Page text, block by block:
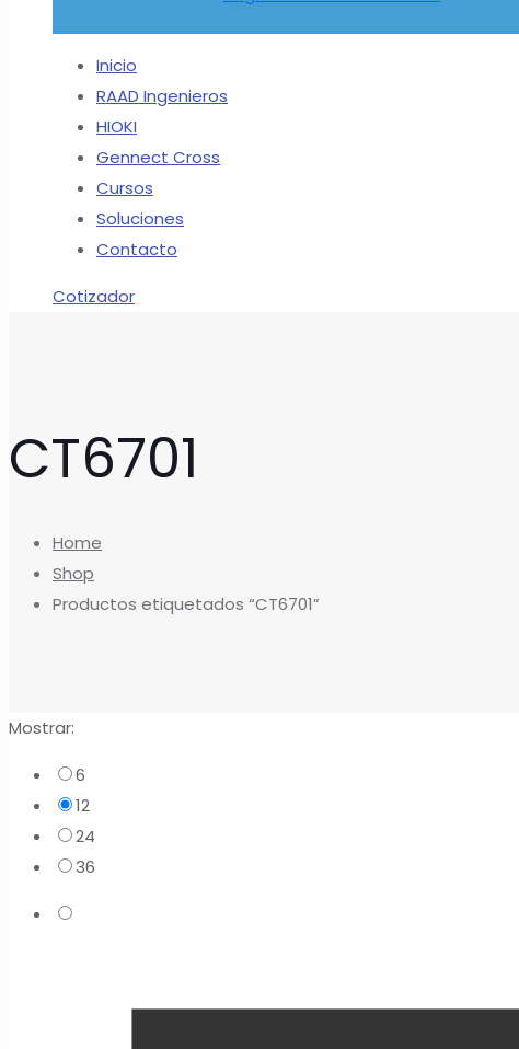
Inicio
RAAD Ingenieros
HIOKI
Gennect Cross
Cursos
Soluciones
Contacto
Cotizador
CT6701
Home
Shop
Productos etiquetados “CT6701”
Mostrar:
6
12
24
36